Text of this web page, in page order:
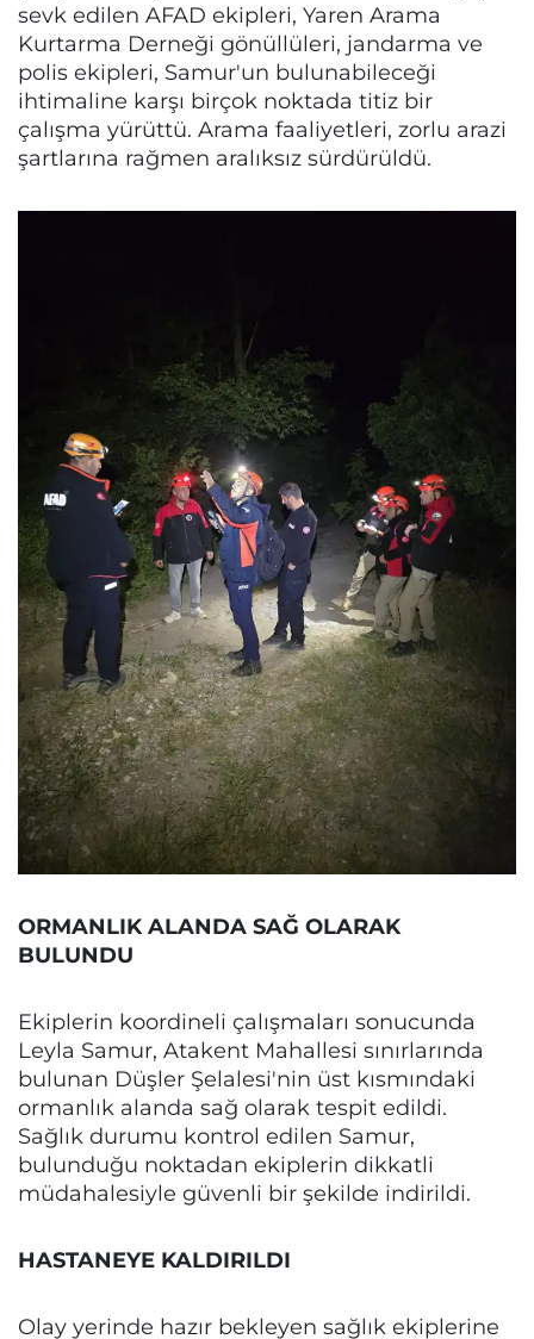
sevk edilen AFAD ekipleri, Yaren Arama
Kurtarma Derneği gönüllüleri, jandarma ve
polis ekipleri, Samur'un bulunabileceği
ihtimaline karşı birçok noktada titiz bir
çalışma yürüttü. Arama faaliyetleri, zorlu arazi
şartlarına rağmen aralıksız sürdürüldü.
ORMANLIK ALANDA SAĞ OLARAK
BULUNDU
Ekiplerin koordineli çalışmaları sonucunda
Leyla Samur, Atakent Mahallesi sınırlarında
bulunan Düşler Şelalesi'nin üst kısmındaki
ormanlık alanda sağ olarak tespit edildi.
Sağlık durumu kontrol edilen Samur,
bulunduğu noktadan ekiplerin dikkatli
müdahalesiyle güvenli bir şekilde indirildi.
HASTANEYE KALDIRILDI
Olay yerinde hazır bekleyen sağlık ekiplerine